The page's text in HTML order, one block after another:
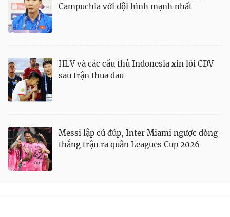
Bóng đá
Thể thao Điện tử
Các môn khác
VIDEO
Bên lề
Campuchia với đội hình mạnh nhất
HLV và các cầu thủ Indonesia xin lỗi CĐV
sau trận thua đau
Messi lập cú đúp, Inter Miami ngược dòng
thắng trận ra quân Leagues Cup 2026